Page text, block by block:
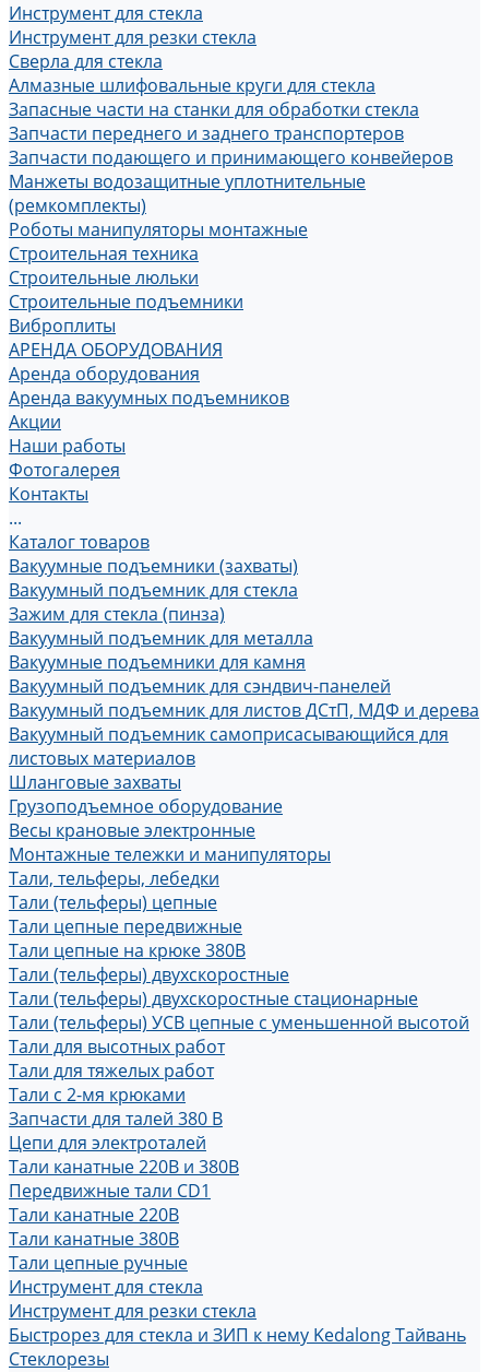
Инструмент для стекла
Инструмент для резки стекла
Сверла для стекла
Алмазные шлифовальные круги для стекла
Запасные части на станки для обработки стекла
Запчасти переднего и заднего транспортеров
Запчасти подающего и принимающего конвейеров
Манжеты водозащитные уплотнительные
(ремкомплекты)
Роботы манипуляторы монтажные
Строительная техника
Строительные люльки
Строительные подъемники
Виброплиты
АРЕНДА ОБОРУДОВАНИЯ
Аренда оборудования
Аренда вакуумных подъемников
Акции
Наши работы
Фотогалерея
Контакты
...
Каталог товаров
Вакуумные подъемники (захваты)
Вакуумный подъемник для стекла
Зажим для стекла (пинза)
Вакуумный подъемник для металла
Вакуумные подъемники для камня
Вакуумный подъемник для сэндвич-панелей
Вакуумный подъемник для листов ДСтП, МДФ и дерева
Вакуумный подъемник самоприсасывающийся для
листовых материалов
Шланговые захваты
Грузоподъемное оборудование
Весы крановые электронные
Монтажные тележки и манипуляторы
Тали, тельферы, лебедки
Тали (тельферы) цепные
Тали цепные передвижные
Тали цепные на крюке 380В
Тали (тельферы) двухскоростные
Тали (тельферы) двухскоростные стационарные
Тали (тельферы) УСВ цепные с уменьшенной высотой
Тали для высотных работ
Тали для тяжелых работ
Тали с 2-мя крюками
Запчасти для талей 380 В
Цепи для электроталей
Тали канатные 220В и 380В
Передвижные тали CD1
Тали канатные 220В
Тали канатные 380В
Тали цепные ручные
Инструмент для стекла
Инструмент для резки стекла
Быстрорез для стекла и ЗИП к нему Kedalong Тайвань
Стеклорезы